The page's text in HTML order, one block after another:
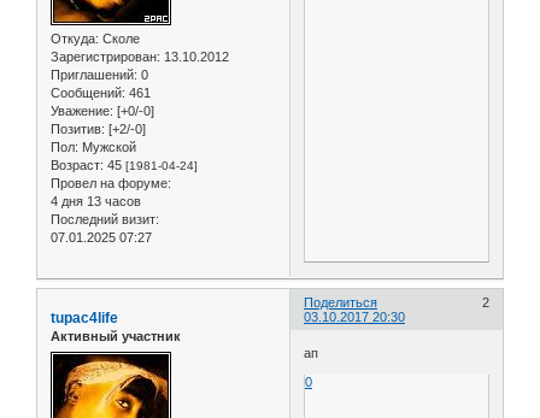
Откуда: Сколе
Зарегистрирован: 13.10.2012
Приглашений: 0
Сообщений: 461
Уважение: [+0/-0]
Позитив: [+2/-0]
Пол: Мужской
Возраст: 45 [1981-04-24]
Провел на форуме:
4 дня 13 часов
Последний визит:
07.01.2025 07:27
Поделиться
2
03.10.2017 20:30
tupac4life
Активный участник
ап
0